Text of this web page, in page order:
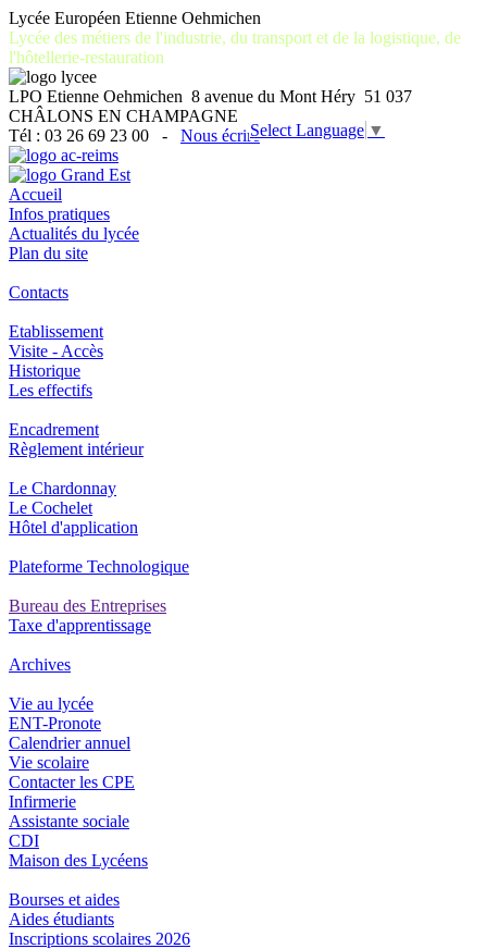
Select Language ▼
Lycée Européen Etienne Oehmichen
Lycée des métiers de l'industrie, du transport et de la logistique, de
l'hôtellerie-restauration
LPO Etienne Oehmichen 8 avenue du Mont Héry 51 037
CHÂLONS EN CHAMPAGNE
Tél : 03 26 69 23 00 - Nous écrire
Accueil
Infos pratiques
Actualités du lycée
Plan du site
Contacts
Etablissement
Visite - Accès
Historique
Les effectifs
Encadrement
Règlement intérieur
Le Chardonnay
Le Cochelet
Hôtel d'application
Plateforme Technologique
Bureau des Entreprises
Taxe d'apprentissage
Archives
Vie au lycée
ENT-Pronote
Calendrier annuel
Vie scolaire
Contacter les CPE
Infirmerie
Assistante sociale
CDI
Maison des Lycéens
Bourses et aides
Aides étudiants
Inscriptions scolaires 2026